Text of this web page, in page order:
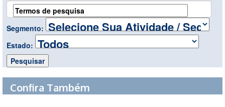
Segmento:
Estado:
Confira Também